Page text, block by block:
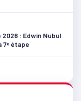
: Edwin Nubul
7ᵉ étape